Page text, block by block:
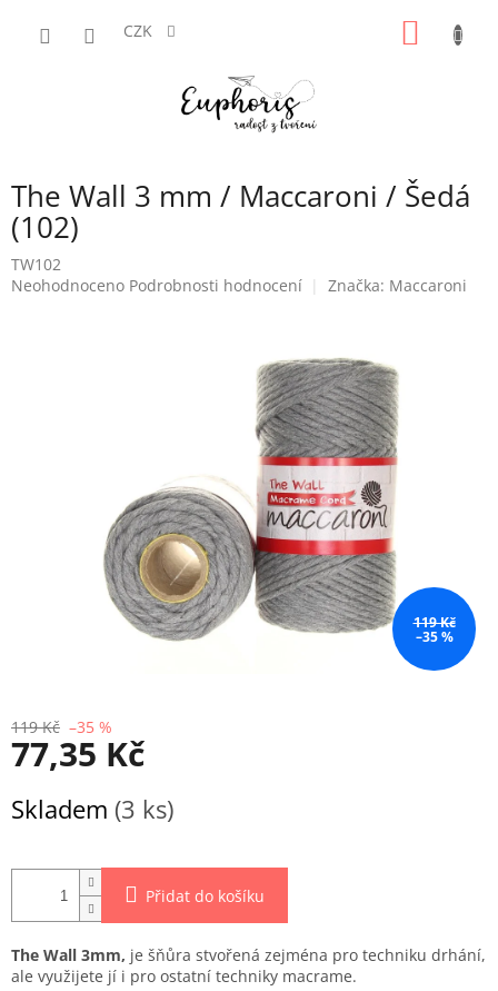
CZK
The Wall 3 mm / Maccaroni / Šedá
(102)
TW102
Průměrné
Neohodnoceno Podrobnosti hodnocení Značka: Maccaroni
119 Kč
–35 %
119 Kč –35 %
77,35 Kč
cena:
Skladem (3 ks)
Přidat do košíku
The Wall 3mm, je šňůra stvořená zejména pro techniku drhání,
ale využijete jí i pro ostatní techniky macrame.